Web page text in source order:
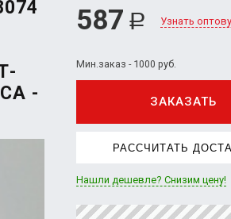
-
587 Р Узнать
Мин.заказ - 1000 руб.
ЗАКАЗАТЬ
РАССЧИТАТЬ
Нашли дешевле? Снизим цену!